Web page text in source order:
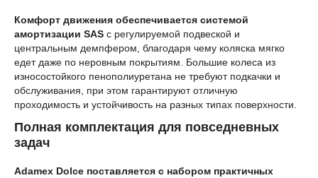
Комфорт движения обеспечивается системой
амортизации SAS с регулируемой подвеской и
центральным демпфером, благодаря чему коляска мягко
едет даже по неровным покрытиям. Большие колеса из
износостойкого пенополиуретана не требуют подкачки и
обслуживания, при этом гарантируют отличную
проходимость и устойчивость на разных типах поверхности.
Полная комплектация для повседневных
задач
Adamex Dolce поставляется с набором практичных